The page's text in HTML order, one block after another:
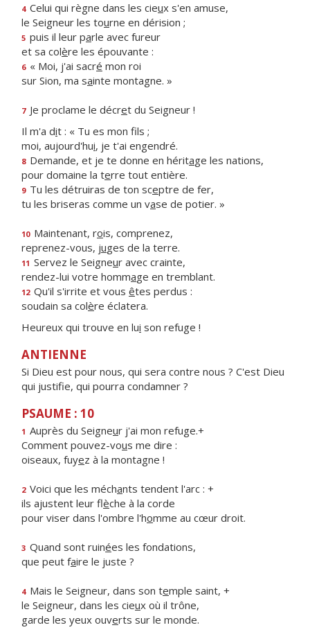
4 Celui qui règne dans les cieux s'en amuse,
le Seigneur les tourne en dérision ;
5 puis il leur parle avec fureur
et sa colère les épouvante :
6 « Moi, j'ai sacré mon roi
sur Sion, ma sainte montagne. »
7 Je proclame le décret du Seigneur !
Il m'a dit : « Tu es mon fils ;
moi, aujourd'hui, je t'ai engendré.
8 Demande, et je te donne en héritage les nations,
pour domaine la terre tout entière.
9 Tu les détruiras de ton sceptre de fer,
tu les briseras comme un vase de potier. »
10 Maintenant, rois, comprenez,
reprenez-vous, juges de la terre.
11 Servez le Seigneur avec crainte,
rendez-lui votre hommage en tremblant.
12 Qu'il s'irrite et vous êtes perdus :
soudain sa colère éclatera.
Heureux qui trouve en lui son refuge !
ANTIENNE
Si Dieu est pour nous, qui sera contre nous ? C'est Dieu
qui justifie, qui pourra condamner ?
PSAUME : 10
1 Auprès du Seigneur j'ai mon refuge.+
Comment pouvez-vous me dire :
oiseaux, fuyez à la montagne !
2 Voici que les méchants tendent l'arc : +
ils ajustent leur flèche à la corde
pour viser dans l'ombre l'homme au cœur droit.
3 Quand sont ruinées les fondations,
que peut faire le juste ?
4 Mais le Seigneur, dans son temple saint, +
le Seigneur, dans les cieux où il trône,
garde les yeux ouverts sur le monde.